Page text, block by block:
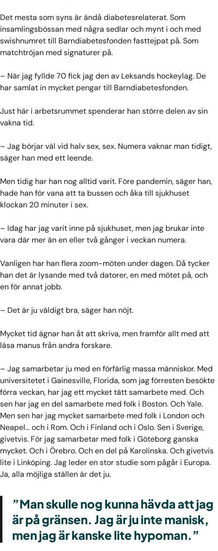
Det mesta som syns är ändå diabetesrelaterat. Som
insamlingsbössan med några sedlar och mynt i och med
swishnumret till Barndiabetesfonden fasttejpat på. Som
matchtröjan med signaturer på.
– När jag fyllde 70 fick jag den av Leksands hockeylag. De
har samlat in mycket pengar till Barndiabetesfonden.
Just här i arbetsrummet spenderar han större delen av sin
vakna tid.
– Jag börjar väl vid halv sex, sex. Numera vaknar man tidigt,
säger han med ett leende.
Men tidig har han nog alltid varit. Före pandemin, säger han,
hade han för vana att ta bussen och åka till sjukhuset
klockan 20 minuter i sex.
– Idag har jag varit inne på sjukhuset, men jag brukar inte
vara där mer än en eller två gånger i veckan numera.
Vanligen har han flera zoom-möten under dagen. Då tycker
han det är lysande med två datorer, en med mötet på, och
en för annat jobb.
– Det är ju väldigt bra, säger han nöjt.
Mycket tid ägnar han åt att skriva, men framför allt med att
läsa manus från andra forskare.
– Jag samarbetar ju med en förfärlig massa människor. Med
universitetet i Gainesville, Florida, som jag förresten besökte
förra veckan, har jag ett mycket tätt samarbete med. Och
sen har jag en del samarbete med folk i Boston. Och Yale.
Men sen har jag mycket samarbete med folk i London och
Neapel… och i Rom. Och i Finland och i Oslo. Sen i Sverige,
givetvis. För jag samarbetar med folk i Göteborg ganska
mycket. Och i Örebro. Och en del på Karolinska. Och givetvis
lite i Linköping. Jag leder en stor studie som pågår i Europa.
Ja, alla möjliga ställen är det ju.
”Man skulle nog kunna hävda att jag
är på gränsen. Jag är ju inte manisk,
men jag är kanske lite hypoman.”